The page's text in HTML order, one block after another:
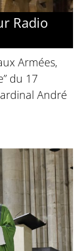
Radio
Armées,
du 17
André